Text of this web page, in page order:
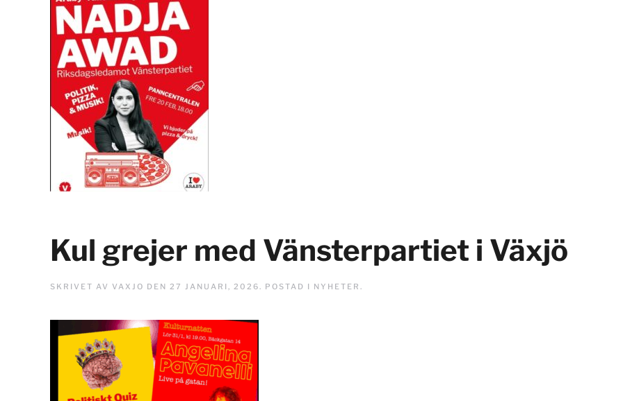
Kul grejer med Vänsterpartiet i Växjö
SKRIVET AV VAXJO DEN 27 JANUARI, 2026. POSTAD I NYHETER .